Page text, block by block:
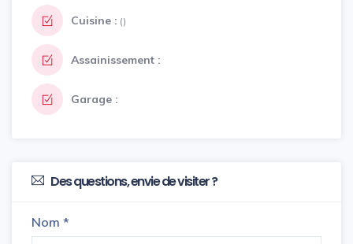
Cuisine : ()
Assainissement :
Garage :
Des questions, envie de visiter ?
Nom *